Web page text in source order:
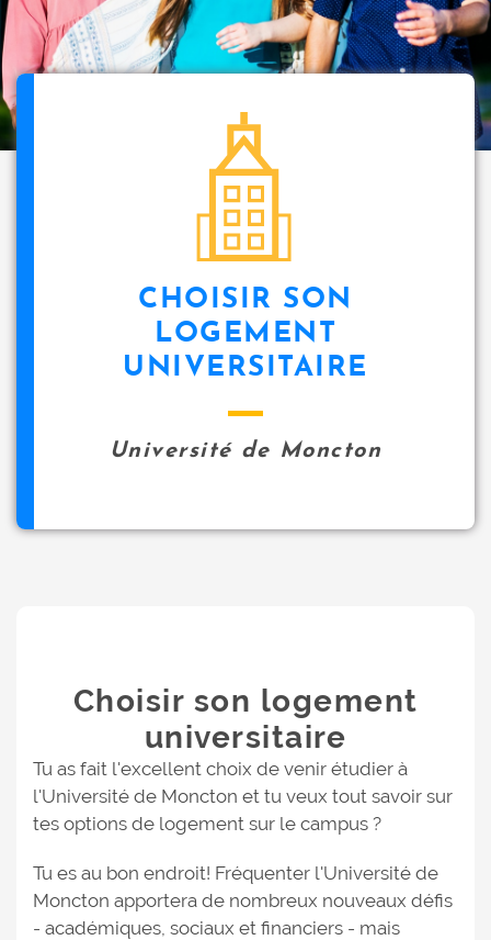
p
a
l
CHOISIR SON
LOGEMENT
UNIVERSITAIRE
Université de Moncton
Choisir son logement
universitaire
Tu as fait l'excellent choix de venir étudier à
l'Université de Moncton et tu veux tout savoir sur
tes options de logement sur le campus ?
Tu es au bon endroit! Fréquenter l'Université de
Moncton apportera de nombreux nouveaux défis
- académiques, sociaux et financiers - mais